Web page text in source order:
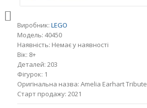
Виробник: LEGO
Модель: 40450
Наявність: Немає у наявності
Вік: 8+
Деталей: 203
Фігурок: 1
Оригінальна назва: Amelia Earhart Tribute
Старт продажу: 2021